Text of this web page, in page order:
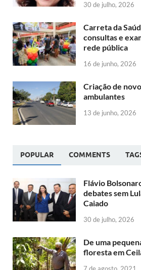
30 de julho, 2026
Carreta da
consultas e
rede pública
16 de junho, 2026
Criação de
ambulantes
13 de junho, 2026
POPULAR COMMENTS
Flávio
debates sem
Caiado
30 de julho, 2026
De uma
floresta em
7 de agosto, 2021